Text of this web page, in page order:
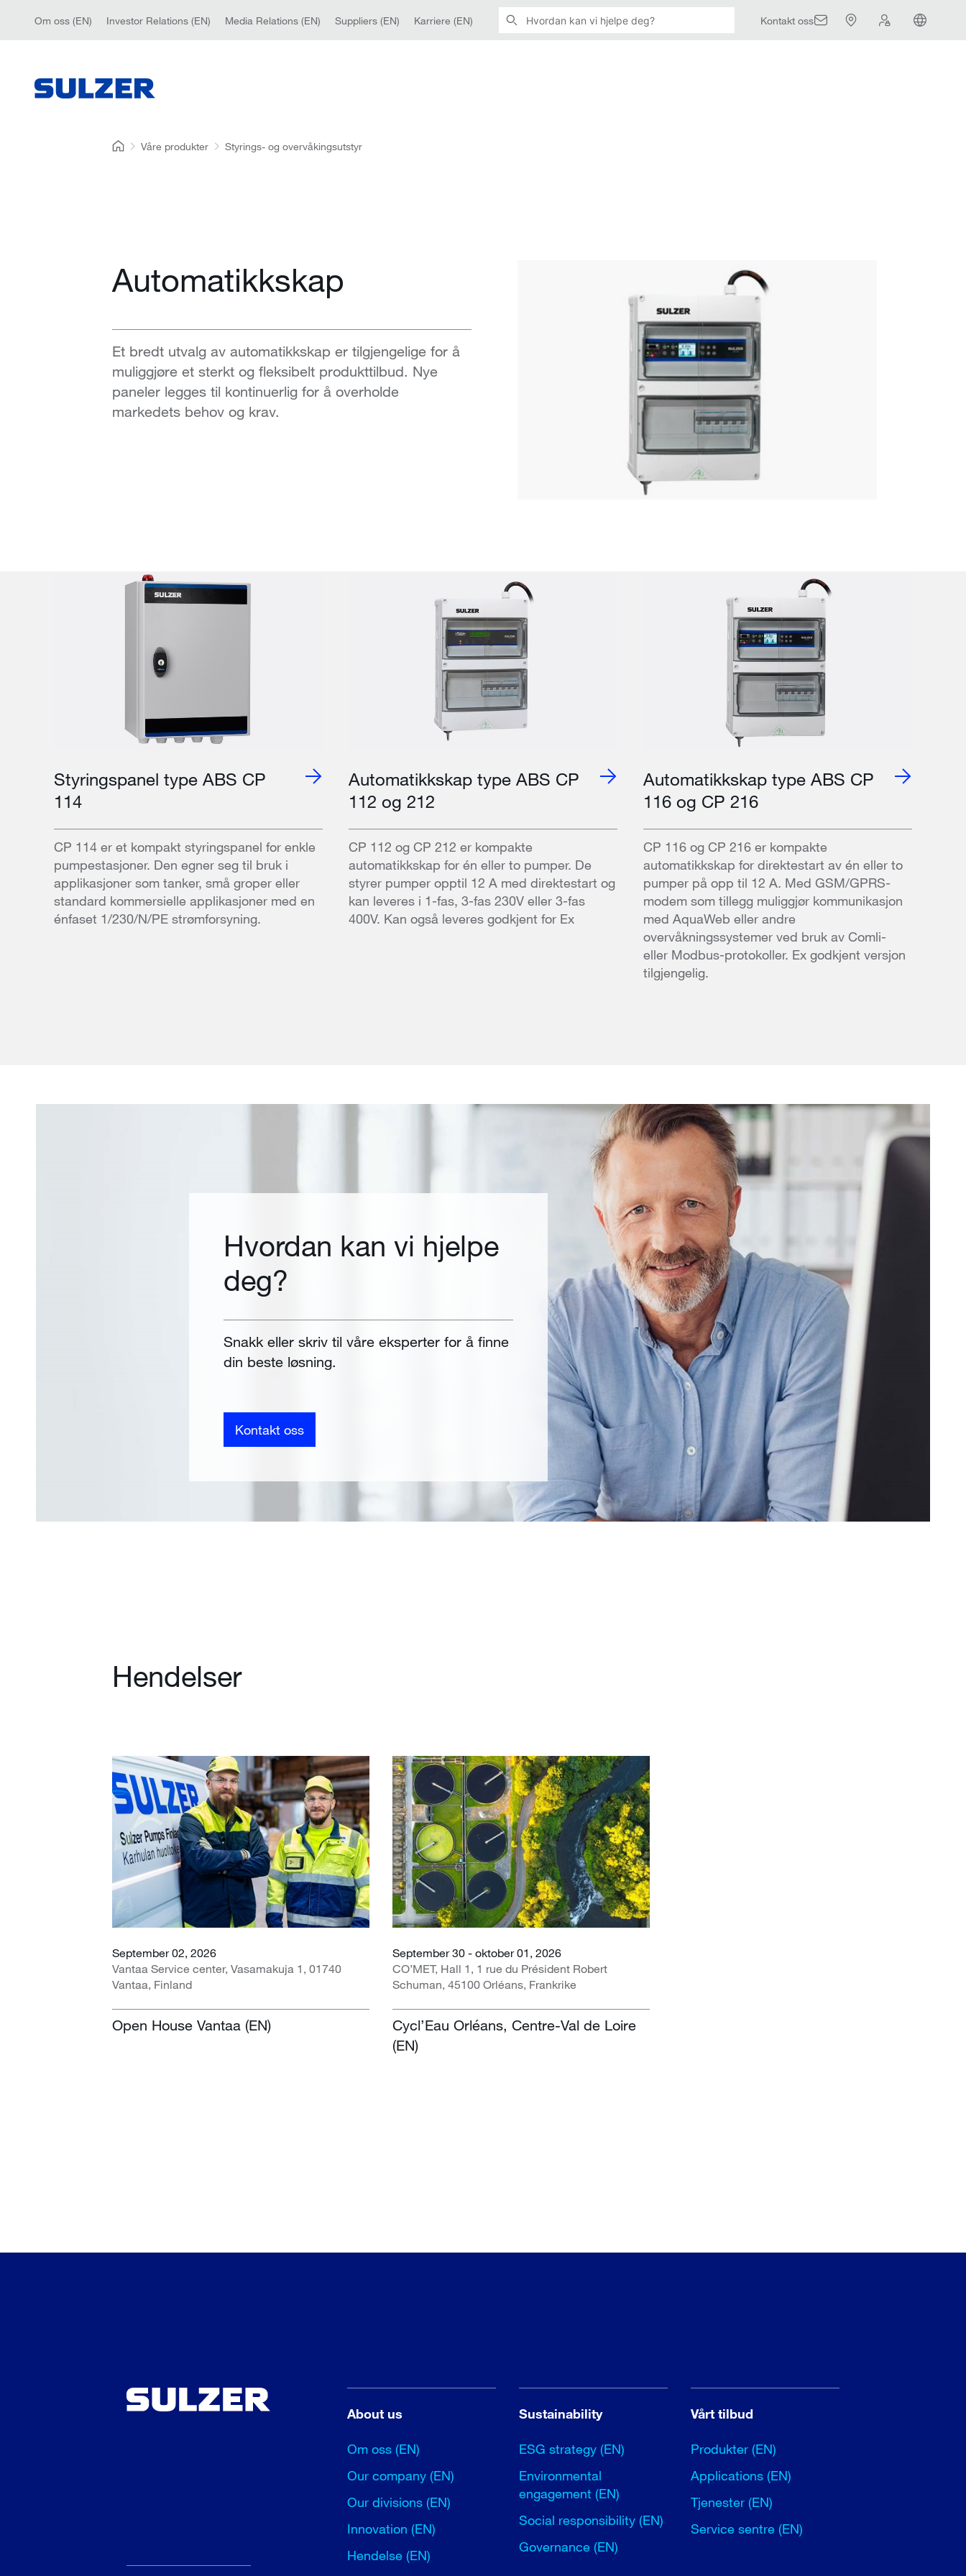
Kontakt oss
Om oss (EN) Investor Relations (EN) Media Relations (EN) Suppliers (EN) Karriere (EN)
Våre produkter Styrings- og overvåkingsutstyr
Automatikkskap
Et bredt utvalg av automatikkskap er tilgjengelige for å
muliggjøre et sterkt og fleksibelt produkttilbud. Nye
paneler legges til kontinuerlig for å overholde
markedets behov og krav.
Styringspanel type ABS CP
114
CP 114 er et kompakt styringspanel for enkle
pumpestasjoner. Den egner seg til bruk i
applikasjoner som tanker, små groper eller
standard kommersielle applikasjoner med en
énfaset 1/230/N/PE strømforsyning.
Automatikkskap type ABS CP
112 og 212
CP 112 og CP 212 er kompakte
automatikkskap for én eller to pumper. De
styrer pumper opptil 12 A med direktestart og
kan leveres i 1-fas, 3-fas 230V eller 3-fas
400V. Kan også leveres godkjent for Ex
Automatikkskap type ABS CP
116 og CP 216
CP 116 og CP 216 er kompakte
automatikkskap for direktestart av én eller to
pumper på opp til 12 A. Med GSM/GPRS-
modem som tillegg muliggjør kommunikasjon
med AquaWeb eller andre
overvåkningssystemer ved bruk av Comli-
eller Modbus-protokoller. Ex godkjent versjon
tilgjengelig.
Hvordan kan vi hjelpe
deg?
Snakk eller skriv til våre eksperter for å finne
din beste løsning.
Kontakt oss
Hendelser
September 02, 2026
Vantaa Service center, Vasamakuja 1, 01740
Vantaa, Finland
Open House Vantaa (EN)
September 30 - oktober 01, 2026
CO’MET, Hall 1, 1 rue du Président Robert
Schuman, 45100 Orléans, Frankrike
Cycl’Eau Orléans, Centre-Val de Loire
(EN)
About us
Om oss (EN)
Our company (EN)
Our divisions (EN)
Innovation (EN)
Hendelse (EN)
Sustainability
ESG strategy (EN)
Environmental
engagement (EN)
Social responsibility (EN)
Governance (EN)
Vårt tilbud
Produkter (EN)
Applications (EN)
Tjenester (EN)
Service sentre (EN)